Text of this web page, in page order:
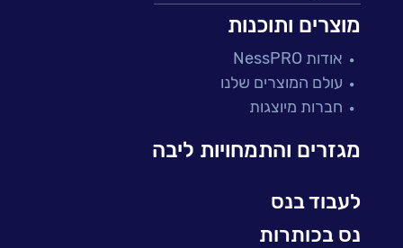
מרכזי תמיכה ושירות
פתרונות למגזר הפיננסי
מיקור חוץ ושירותים מנוהלים
בדיקות והבטחת איכות
עולמות הענן
עולמות הסייבר
BI, Analytics & Big-Data
מוצרים ותוכנות
אודות NessPRO
עולם המוצרים שלנו
חברות מיוצגות
מגזרים והתמחויות ליבה
לעבוד בנס
נס בכותרות